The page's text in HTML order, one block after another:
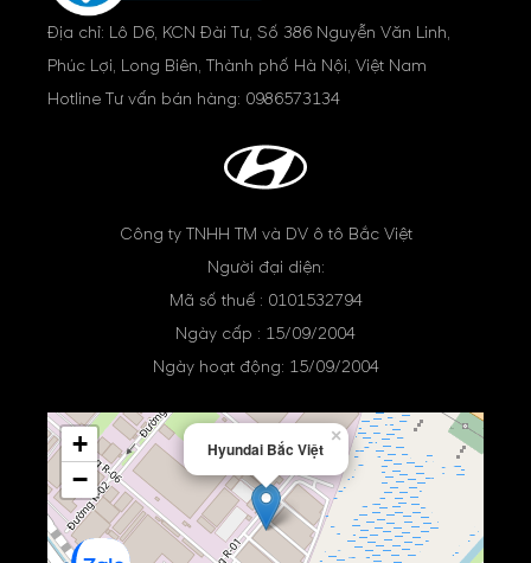
Địa chỉ: Lô D6, KCN Đài Tư, Số 386 Nguyễn Văn Linh,
Phúc Lợi, Long Biên, Thành phố Hà Nội, Việt Nam
Hotline Tư vấn bán hàng: 0986573134
Công ty TNHH TM và DV ô tô Bắc Việt
Người đại diện:
Mã số thuế : 0101532794
Ngày cấp : 15/09/2004
Ngày hoạt động: 15/09/2004
Hyundai Bắc Việt
×
+
−